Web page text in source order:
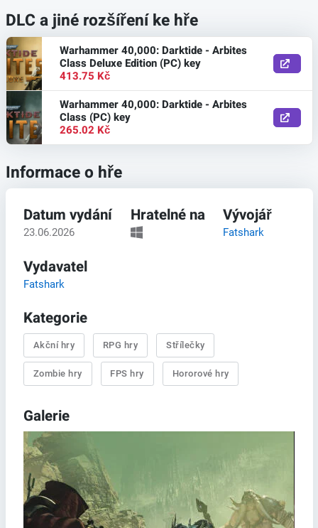
DLC a jiné rozšíření ke hře
Warhammer 40,000: Darktide - Arbites
Class Deluxe Edition (PC) key
413.75 Kč
Warhammer 40,000: Darktide - Arbites
Class (PC) key
265.02 Kč
Informace o hře
Datum vydání
23.06.2026
Hratelné na Vývojář
Fatshark
Vydavatel
Fatshark
Kategorie
Akční hry RPG hry Střílečky
Zombie hry FPS hry Hororové hry
Galerie